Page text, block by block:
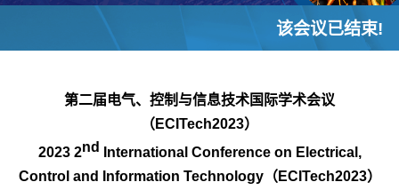
该会议已结束!
第二届电气、控制与信息技术国际学术会议
（ECITech2023）
2023 2nd International Conference on Electrical,
Control and Information Technology（ECITech2023）